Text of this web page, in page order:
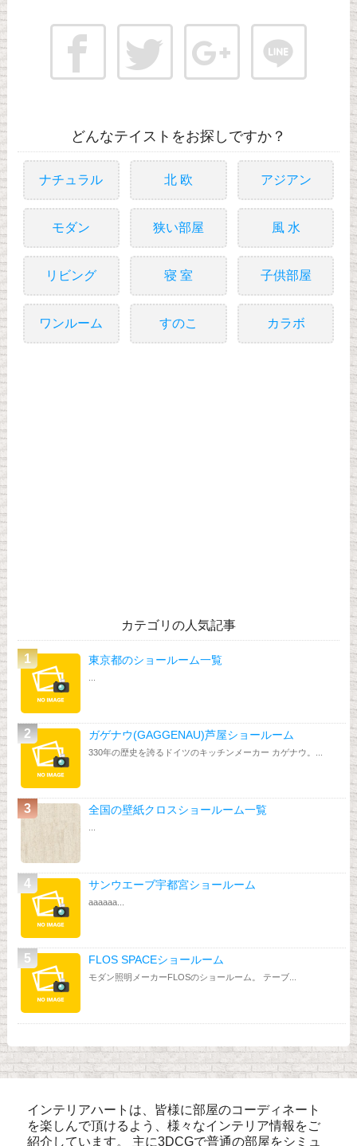
どんなテイストをお探しですか？
ナチュラル 北 欧 アジアン
モダン 狭い部屋 風 水
リビング 寝 室 子供部屋
ワンルーム すのこ カラボ
カテゴリの人気記事
東京都のショールーム一覧
ガゲナウ(GAGGENAU)芦屋ショールーム
330年の歴史を誇るドイツのキッチンメーカー カゲナウ。...
全国の壁紙クロスショールーム一覧
サンウエーブ宇都宮ショールーム
aaaaaa...
FLOS SPACEショールーム
モダン照明メーカーFLOSのショールーム。 テーブ...
インテリアハートは、皆様に部屋のコーディネート
を楽しんで頂けるよう、様々なインテリア情報をご
紹介しています。 主に3DCGで普通の部屋をシミュ